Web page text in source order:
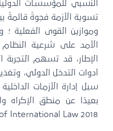
النسبي للمؤسسات
تسوية الأزمة فجوةً قائمةً
وموازين القوى الفعلية
الأمد على شرعية
الإطار، قد تسهم التجربة
أدوات التدخل الدولي،
سبل إدارة الأزمات الداخلية
International Law 2018).